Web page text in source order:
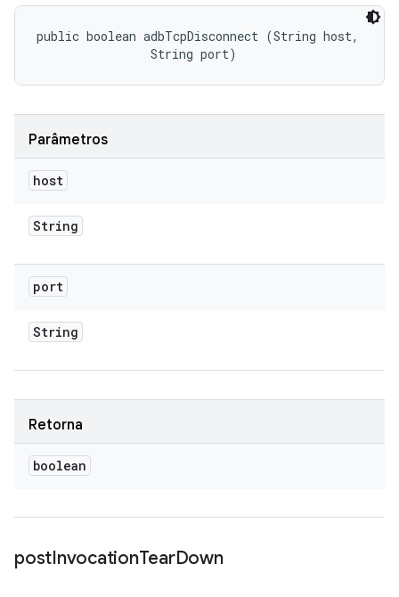
public boolean adbTcpDisconnect (String host,
                String port)
Parâmetros
host
String
port
String
Retorna
boolean
postInvocationTearDown